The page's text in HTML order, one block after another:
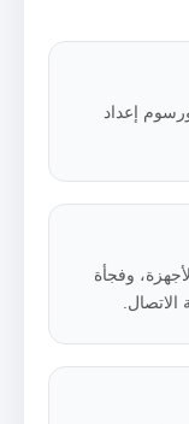
إعداد
وفجأة